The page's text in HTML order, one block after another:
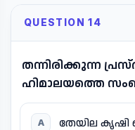
QUESTION 14
തന്നിരിക്കുന്ന
ഹിമാലയത്തെ
A തേയില കൃഷി